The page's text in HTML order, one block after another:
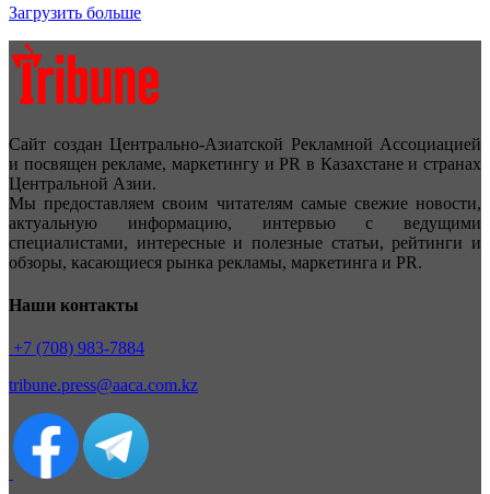
Загрузить больше
Сайт создан Центрально-Азиатской Рекламной Ассоциацией
и посвящен рекламе, маркетингу и PR в Казахстане и странах
Центральной Азии.
Мы предоставляем своим читателям самые свежие новости,
актуальную информацию, интервью с ведущими
специалистами, интересные и полезные статьи, рейтинги и
обзоры, касающиеся рынка рекламы, маркетинга и PR.
Наши контакты
+7 (708) 983-7884
tribune.press@aaca.com.kz